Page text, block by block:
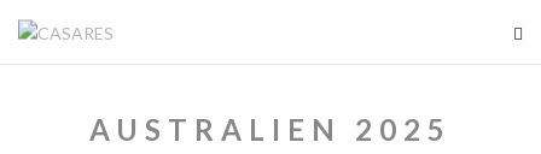
AUSTRALIEN 2025